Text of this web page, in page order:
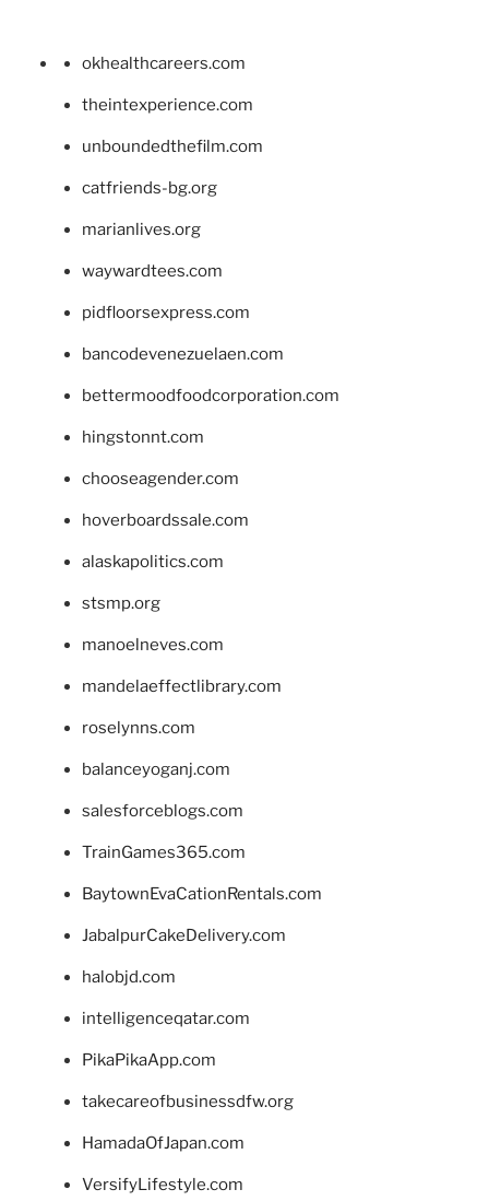
okhealthcareers.com
theintexperience.com
unboundedthefilm.com
catfriends-bg.org
marianlives.org
waywardtees.com
pidfloorsexpress.com
bancodevenezuelaen.com
bettermoodfoodcorporation.com
hingstonnt.com
chooseagender.com
hoverboardssale.com
alaskapolitics.com
stsmp.org
manoelneves.com
mandelaeffectlibrary.com
roselynns.com
balanceyoganj.com
salesforceblogs.com
TrainGames365.com
BaytownEvaCationRentals.com
JabalpurCakeDelivery.com
halobjd.com
intelligenceqatar.com
PikaPikaApp.com
takecareofbusinessdfw.org
HamadaOfJapan.com
VersifyLifestyle.com